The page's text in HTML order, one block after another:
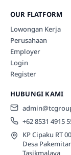
OUR FLATFORM
Lowongan Kerja
Perusahaan
Employer
Login
Register
HUBUNGI KAMI
+62 8531 4915
KP Cipaku RT
Desa
Tasikmalaya